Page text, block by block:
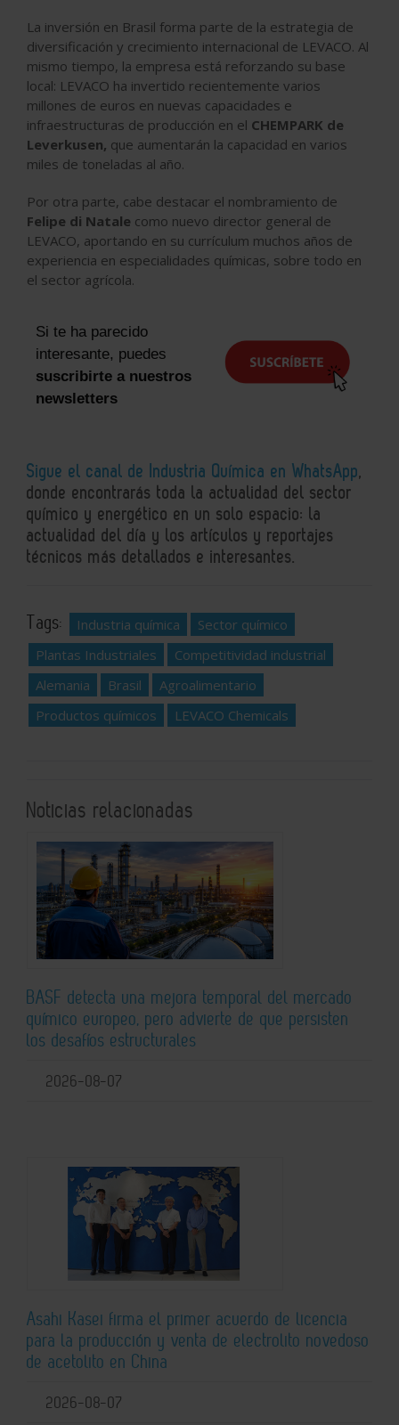
La inversión en Brasil forma parte de la estrategia de
diversificación y crecimiento internacional de LEVACO. Al
mismo tiempo, la empresa está reforzando su base
local: LEVACO ha invertido recientemente varios
millones de euros en nuevas capacidades e
infraestructuras de producción en el CHEMPARK de
Leverkusen, que aumentarán la capacidad en varios
miles de toneladas al año.
Por otra parte, cabe destacar el nombramiento de
Felipe di Natale como nuevo director general de
LEVACO, aportando en su currículum muchos años de
experiencia en especialidades químicas, sobre todo en
el sector agrícola.
Si te ha parecido
interesante, puedes
suscribirte a nuestros
newsletters
Sigue el canal de Industria Química en WhatsApp,
donde encontrarás toda la actualidad del sector
químico y energético en un solo espacio: la
actualidad del día y los artículos y reportajes
técnicos más detallados e interesantes.
Tags: Industria química
Sector químico
Plantas Industriales
Competitividad industrial
Alemania
Brasil
Agroalimentario
Productos químicos
LEVACO Chemicals
Noticias relacionadas
BASF detecta una mejora temporal del mercado
químico europeo, pero advierte de que persisten
los desafíos estructurales
2026-08-07
Asahi Kasei firma el primer acuerdo de licencia
para la producción y venta de electrolito novedoso
de acetolito en China
2026-08-07